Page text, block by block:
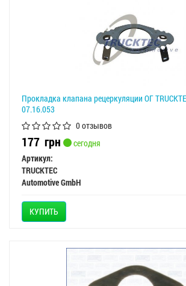
Прокладка клапана рецеркуляции ОГ
07.16.053
0 отзывов
177 грн
сегодня
Артикул:
TRUCKTEC
Automotive GmbH
КУПИТЬ